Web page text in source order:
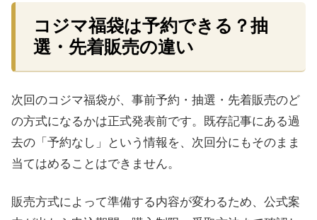
コジマ福袋は予約できる？抽
選・先着販売の違い
次回のコジマ福袋が、事前予約・抽選・先着販売のど
の方式になるかは正式発表前です。既存記事にある過
去の「予約なし」という情報を、次回分にもそのまま
当てはめることはできません。
販売方式によって準備する内容が変わるため、公式案